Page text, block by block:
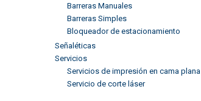
Barreras Manuales
Barreras Simples
Bloqueador de estacionamiento
Señaléticas
Servicios
Servicios de impresión en cama plana
Servicio de corte láser